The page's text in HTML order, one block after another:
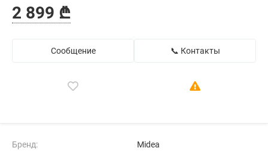
2 899 ₾
Сообщение 📞 Контакты
Бренд: Midea